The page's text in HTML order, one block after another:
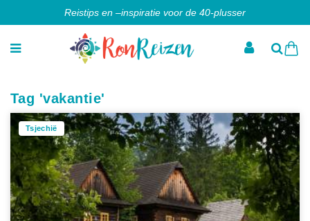
Reistips en –inspiratie voor de 40-plusser
Tag 'vakantie'
Tsjechië